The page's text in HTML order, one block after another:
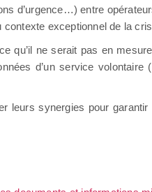
d’urgence…) entre
exceptionnel de la
qu’il ne serait pas en
d’un service volontaire
leurs synergies pour